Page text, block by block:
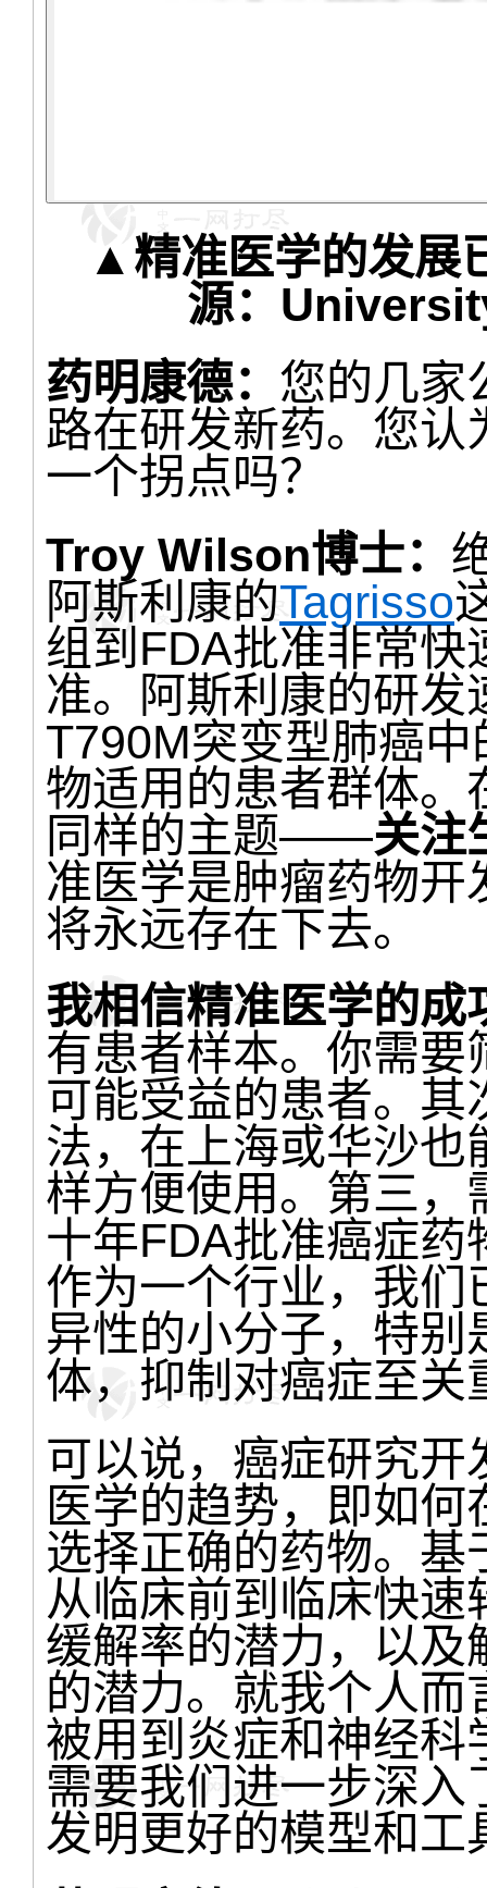
▲精准医学的发展
源：
药明康德： 您的几家
路在研发新药。您认
一个拐点吗？
Troy Wilson博士：
阿斯利康的Tagrisso
组到FDA批准非常
准。阿斯利康的研
T790M突变型肺癌
物适用的患者群体。
同样的主题——关注
准医学是肿瘤药物
将永远存在下去。
我相信精准医学的成
有患者样本。你需
可能受益的患者。
法，在上海或华沙
样方便使用。第三，
十年FDA批准癌症
作为一个行业，我们
异性的小分子，特
体，抑制对癌症至关
可以说，癌症研究
医学的趋势，即如
选择正确的药物。
从临床前到临床快
缓解率的潜力，以及
的潜力。就我个人
被用到炎症和神经科
需要我们进一步深
发明更好的模型和工